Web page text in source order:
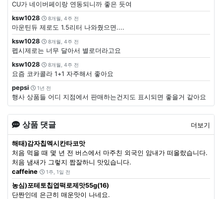
CU가 네이버페이랑 연동되니까 좋은 듯여
ksw1028
8개월, 4주 전
마운틴듀 제로도 1.5리터 나와줬으면....
ksw1028
8개월, 4주 전
펩시제로는 너무 달아서 별로더라고요
ksw1028
8개월, 4주 전
요즘 코카콜라 1+1 자주해서 좋아요
pepsi
1년 전
행사 상품들 어디 지점에서 판매하는건지도 표시되면 좋을거 같아요
상품 댓글 더보기
해태)감자칩멕시칸타코맛
처음 먹을 때 몇 년 전 버스에서 마주친 외국인 암내가 떠올랐습니다.
처음 냄새가 그렇지 짭잘하니 맛있습니다.
caffeine
1주, 1일 전
농심)포테토칩엽떡로제맛55g(16)
단짠인데 은근히 매운맛이 나네요.